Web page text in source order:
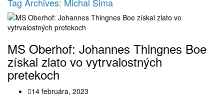
MS Oberhof: Johannes Thingnes Boe
získal zlato vo vytrvalostných
pretekoch
14 februára, 2023